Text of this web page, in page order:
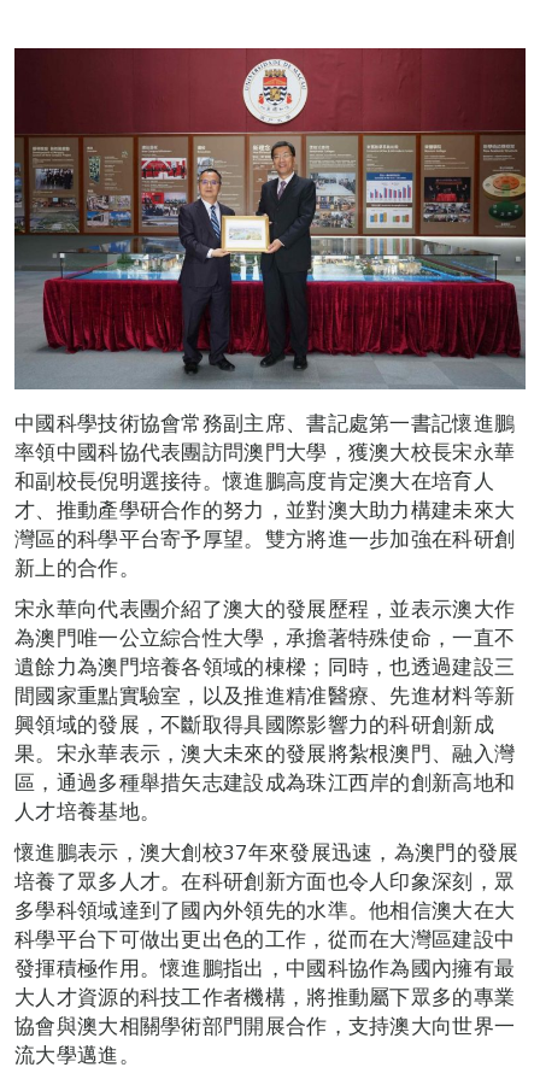
中國科學技術協會常務副主席、書記處第一書記懷進鵬
率領中國科協代表團訪問澳門大學，獲澳大校長宋永華
和副校長倪明選接待。懷進鵬高度肯定澳大在培育人
才、推動產學研合作的努力，並對澳大助力構建未來大
灣區的科學平台寄予厚望。雙方將進一步加強在科研創
新上的合作。
宋永華向代表團介紹了澳大的發展歷程，並表示澳大作
為澳門唯一公立綜合性大學，承擔著特殊使命，一直不
遺餘力為澳門培養各領域的棟樑；同時，也透過建設三
間國家重點實驗室，以及推進精准醫療、先進材料等新
興領域的發展，不斷取得具國際影響力的科研創新成
果。宋永華表示，澳大未來的發展將紮根澳門、融入灣
區，通過多種舉措矢志建設成為珠江西岸的創新高地和
人才培養基地。
懷進鵬表示，澳大創校37年來發展迅速，為澳門的發展
培養了眾多人才。在科研創新方面也令人印象深刻，眾
多學科領域達到了國內外領先的水準。他相信澳大在大
科學平台下可做出更出色的工作，從而在大灣區建設中
發揮積極作用。懷進鵬指出，中國科協作為國內擁有最
大人才資源的科技工作者機構，將推動屬下眾多的專業
協會與澳大相關學術部門開展合作，支持澳大向世界一
流大學邁進。